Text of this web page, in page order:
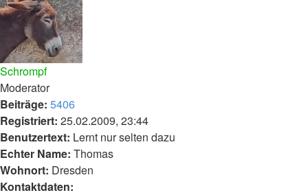
Schrompf
Moderator
Beiträge: 5406
Registriert: 25.02.2009, 23:44
Benutzertext: Lernt nur selten dazu
Echter Name: Thomas
Wohnort: Dresden
Kontaktdaten: